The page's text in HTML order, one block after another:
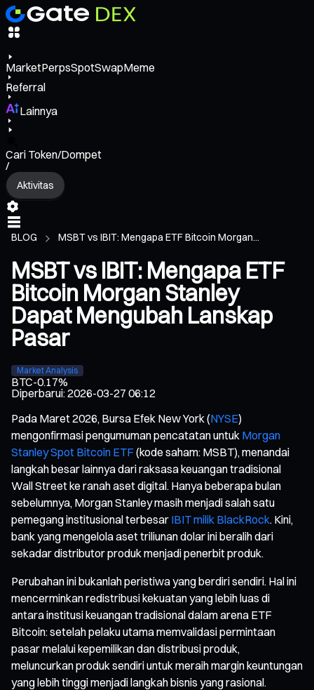
MarketPerpsSpotSwapMeme
Referral
Lainnya
Cari Token/Dompet
/
Aktivitas
BLOG MSBT vs IBIT: Mengapa ETF Bitcoin Morgan...
MSBT vs IBIT: Mengapa ETF
Bitcoin Morgan Stanley
Dapat Mengubah Lanskap
Pasar
Market Analysis
BTC-0.17%
Diperbarui:2026-03-27 06:12
Pada Maret 2026, Bursa Efek New York (NYSE)
mengonfirmasi pengumuman pencatatan untuk Morgan
Stanley Spot Bitcoin ETF(kode saham: MSBT), menandai
langkah besar lainnya dari raksasa keuangan tradisional
Wall Street ke ranah aset digital. Hanya beberapa bulan
sebelumnya, Morgan Stanley masih menjadi salah satu
pemegang institusional terbesar IBIT milik BlackRock. Kini,
bank yang mengelola aset triliunan dolar ini beralih dari
sekadar distributor produk menjadi penerbit produk.
Perubahan ini bukanlah peristiwa yang berdiri sendiri. Hal ini
mencerminkan redistribusi kekuatan yang lebih luas di
antara institusi keuangan tradisional dalam arena ETF
Bitcoin: setelah pelaku utama memvalidasi permintaan
pasar melalui kepemilikan dan distribusi produk,
meluncurkan produk sendiri untuk meraih margin keuntungan
yang lebih tinggi menjadi langkah bisnis yang rasional.